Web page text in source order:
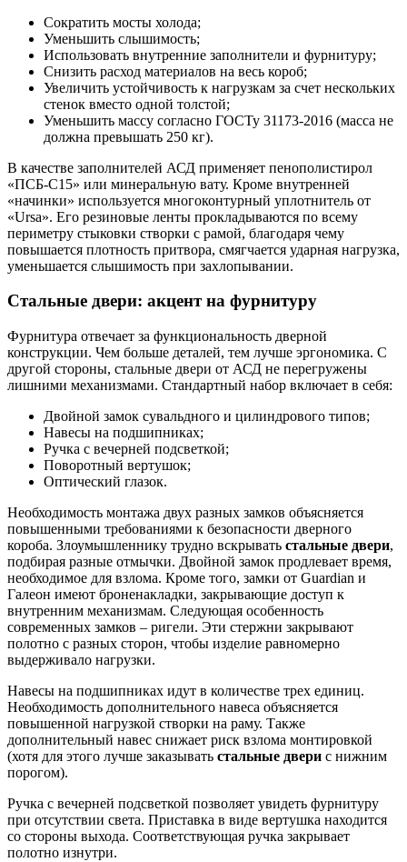
Сократить мосты холода;
Уменьшить слышимость;
Использовать внутренние заполнители и фурнитуру;
Снизить расход материалов на весь короб;
Увеличить устойчивость к нагрузкам за счет нескольких
стенок вместо одной толстой;
Уменьшить массу согласно ГОСТу 31173-2016 (масса не
должна превышать 250 кг).
В качестве заполнителей АСД применяет пенополистирол
«ПСБ-С15» или минеральную вату. Кроме внутренней
«начинки» используется многоконтурный уплотнитель от
«Ursa». Его резиновые ленты прокладываются по всему
периметру стыковки створки с рамой, благодаря чему
повышается плотность притвора, смягчается ударная нагрузка,
уменьшается слышимость при захлопывании.
Стальные двери: акцент на фурнитуру
Фурнитура отвечает за функциональность дверной
конструкции. Чем больше деталей, тем лучше эргономика. С
другой стороны, стальные двери от АСД не перегружены
лишними механизмами. Стандартный набор включает в себя:
Двойной замок сувальдного и цилиндрового типов;
Навесы на подшипниках;
Ручка с вечерней подсветкой;
Поворотный вертушок;
Оптический глазок.
Необходимость монтажа двух разных замков объясняется
повышенными требованиями к безопасности дверного
короба. Злоумышленнику трудно вскрывать стальные двери,
подбирая разные отмычки. Двойной замок продлевает время,
необходимое для взлома. Кроме того, замки от Guardian и
Галеон имеют броненакладки, закрывающие доступ к
внутренним механизмам. Следующая особенность
современных замков – ригели. Эти стержни закрывают
полотно с разных сторон, чтобы изделие равномерно
выдерживало нагрузки.
Навесы на подшипниках идут в количестве трех единиц.
Необходимость дополнительного навеса объясняется
повышенной нагрузкой створки на раму. Также
дополнительный навес снижает риск взлома монтировкой
(хотя для этого лучше заказывать стальные двери с нижним
порогом).
Ручка с вечерней подсветкой позволяет увидеть фурнитуру
при отсутствии света. Приставка в виде вертушка находится
со стороны выхода. Соответствующая ручка закрывает
полотно изнутри.